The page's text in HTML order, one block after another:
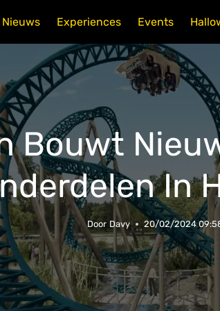
Nieuws Experiences Events
Bouwt
In
Door Davy 20/02/2024